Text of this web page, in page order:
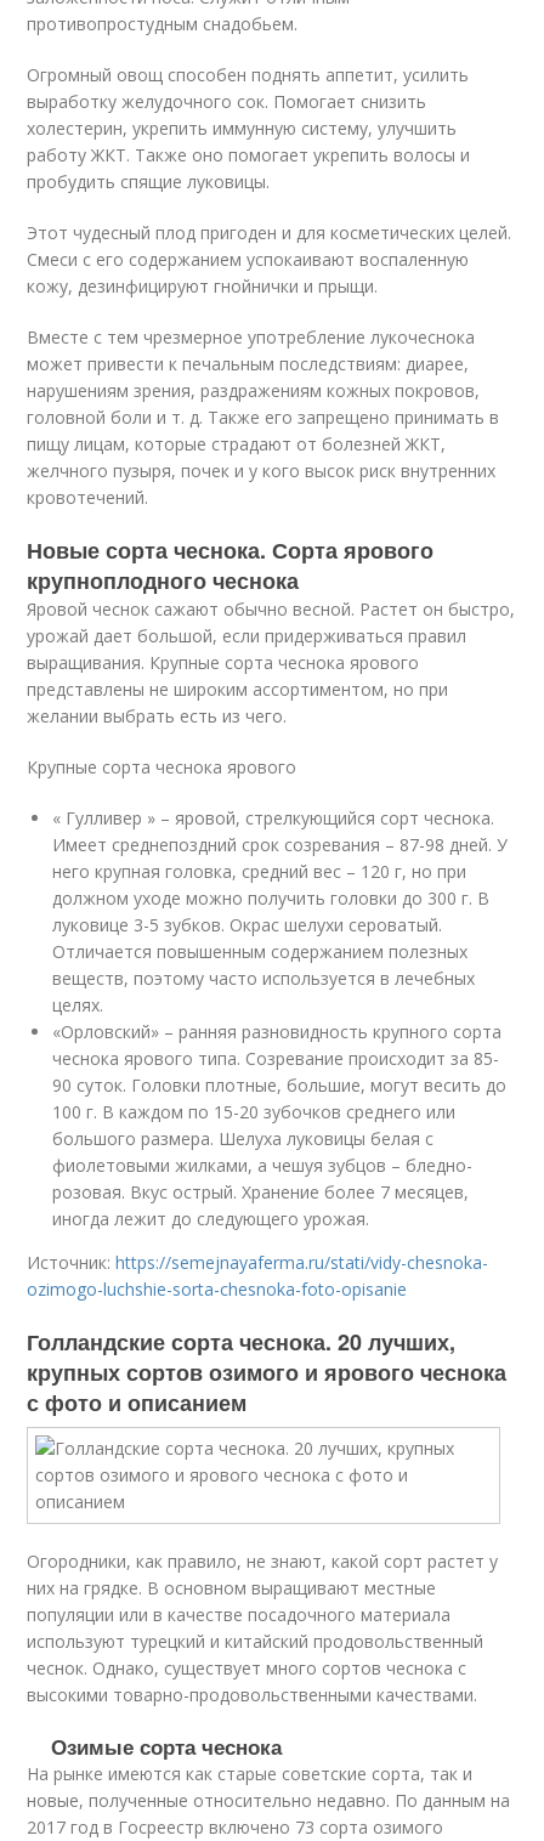
противопростудным снадобьем.
Огромный овощ способен поднять аппетит, усилить
выработку желудочного сок. Помогает снизить
холестерин, укрепить иммунную систему, улучшить
работу ЖКТ. Также оно помогает укрепить волосы и
пробудить спящие луковицы.
Этот чудесный плод пригоден и для косметических целей.
Смеси с его содержанием успокаивают воспаленную
кожу, дезинфицируют гнойнички и прыщи.
Вместе с тем чрезмерное употребление лукочеснока
может привести к печальным последствиям: диарее,
нарушениям зрения, раздражениям кожных покровов,
головной боли и т. д. Также его запрещено принимать в
пищу лицам, которые страдают от болезней ЖКТ,
желчного пузыря, почек и у кого высок риск внутренних
кровотечений.
Новые сорта чеснока. Сорта ярового
крупноплодного чеснока
Яровой чеснок сажают обычно весной. Растет он быстро,
урожай дает большой, если придерживаться правил
выращивания. Крупные сорта чеснока ярового
представлены не широким ассортиментом, но при
желании выбрать есть из чего.
Крупные сорта чеснока ярового
« Гулливер » – яровой, стрелкующийся сорт чеснока.
Имеет среднепоздний срок созревания – 87-98 дней. У
него крупная головка, средний вес – 120 г, но при
должном уходе можно получить головки до 300 г. В
луковице 3-5 зубков. Окрас шелухи сероватый.
Отличается повышенным содержанием полезных
веществ, поэтому часто используется в лечебных
целях.
«Орловский» – ранняя разновидность крупного сорта
чеснока ярового типа. Созревание происходит за 85-
90 суток. Головки плотные, большие, могут весить до
100 г. В каждом по 15-20 зубочков среднего или
большого размера. Шелуха луковицы белая с
фиолетовыми жилками, а чешуя зубцов – бледно-
розовая. Вкус острый. Хранение более 7 месяцев,
иногда лежит до следующего урожая.
Источник:https://semejnayaferma.ru/stati/vidy-chesnoka-
ozimogo-luchshie-sorta-chesnoka-foto-opisanie
Голландские сорта чеснока. 20 лучших,
крупных сортов озимого и ярового чеснока
с фото и описанием
Огородники, как правило, не знают, какой сорт растет у
них на грядке. В основном выращивают местные
популяции или в качестве посадочного материала
используют турецкий и китайский продовольственный
чеснок. Однако, существует много сортов чеснока с
высокими товарно-продовольственными качествами.
Озимые сорта чеснока
На рынке имеются как старые советские сорта, так и
новые, полученные относительно недавно. По данным на
2017 год в Госреестр включено 73 сорта озимого